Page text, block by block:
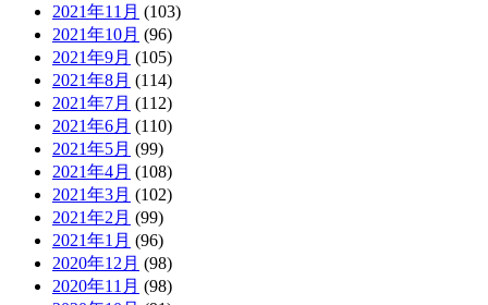
2021年11月 (103)
2021年10月 (96)
2021年9月 (105)
2021年8月 (114)
2021年7月 (112)
2021年6月 (110)
2021年5月 (99)
2021年4月 (108)
2021年3月 (102)
2021年2月 (99)
2021年1月 (96)
2020年12月 (98)
2020年11月 (98)